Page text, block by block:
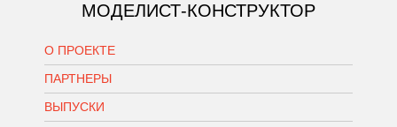
МОДЕЛИСТ-КОНСТРУКТОР
О ПРОЕКТЕ
ПАРТНЕРЫ
ВЫПУСКИ